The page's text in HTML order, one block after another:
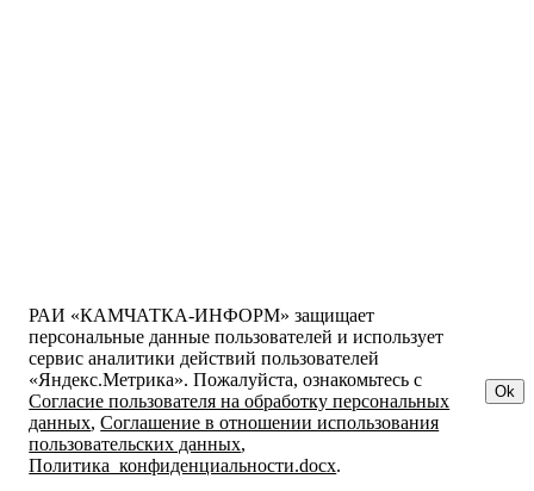
РАИ «КАМЧАТКА-ИНФОРМ» защищает
персональные данные пользователей и использует
сервис аналитики действий пользователей
«Яндекс.Метрика». Пожалуйста, ознакомьтесь с
Согласие пользователя на обработку персональных
данных,Соглашение в отношении использования
пользовательских данных,
Политика_конфиденциальности.docx.
Ok